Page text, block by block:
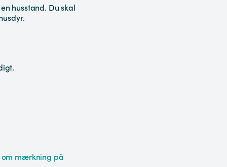
husstand. Du skal
mærkning på